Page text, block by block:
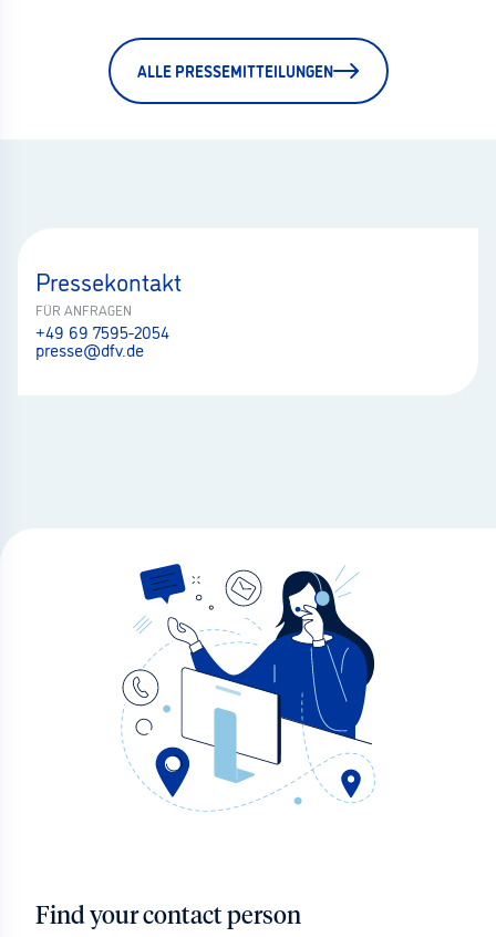
ALLE PRESSEMITTEILUNGEN
Pressekontakt
FÜR ANFRAGEN
+49 69 7595-2054
presse@dfv.de
Find your contact person